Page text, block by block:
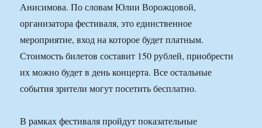
Анисимова. По словам Юлии Ворожцовой,
организатора фестиваля, это единственное
мероприятие, вход на которое будет платным.
Стоимость билетов составит 150 рублей, приобрести
их можно будет в день концерта. Все остальные
события зрители могут посетить бесплатно.
В рамках фестиваля пройдут показательные